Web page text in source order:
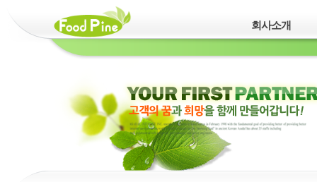
회사소개